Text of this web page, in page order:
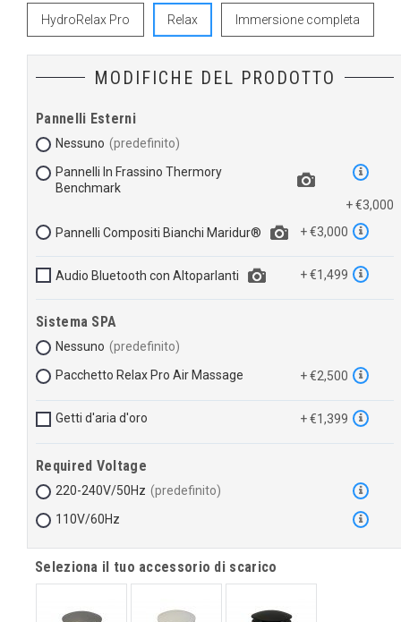
HydroRelax Pro Relax Immersione completa
MODIFICHE DEL PRODOTTO
Pannelli Esterni
Nessuno
Pannelli In Frassino Thermory
Benchmark
+ €3,000
Pannelli Compositi Bianchi Maridur®
+ €3,000
Audio Bluetooth con Altoparlanti + €1,499
Sistema SPA
Nessuno
Pacchetto Relax Pro Air Massage
+ €2,500
Getti d'aria d'oro + €1,399
Required Voltage
220-240V/50Hz
110V/60Hz
Seleziona il tuo accessorio di scarico